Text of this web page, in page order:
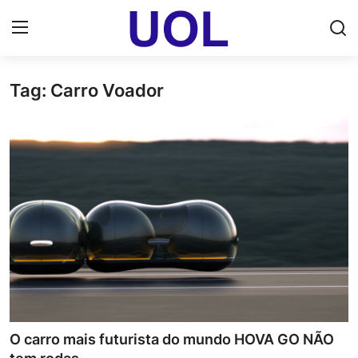
Login
UOL ADS
Uol pt Bate Papo Gratis
Mundo
Dólar Cotação de Hoje
Tag: Carro Voador
O carro mais futurista do mundo HOVA GO NÃO